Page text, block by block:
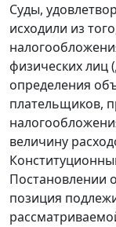
Суды,
исходили из
физических лиц
определения
плательщиков,
величину
Постановлении
позиция